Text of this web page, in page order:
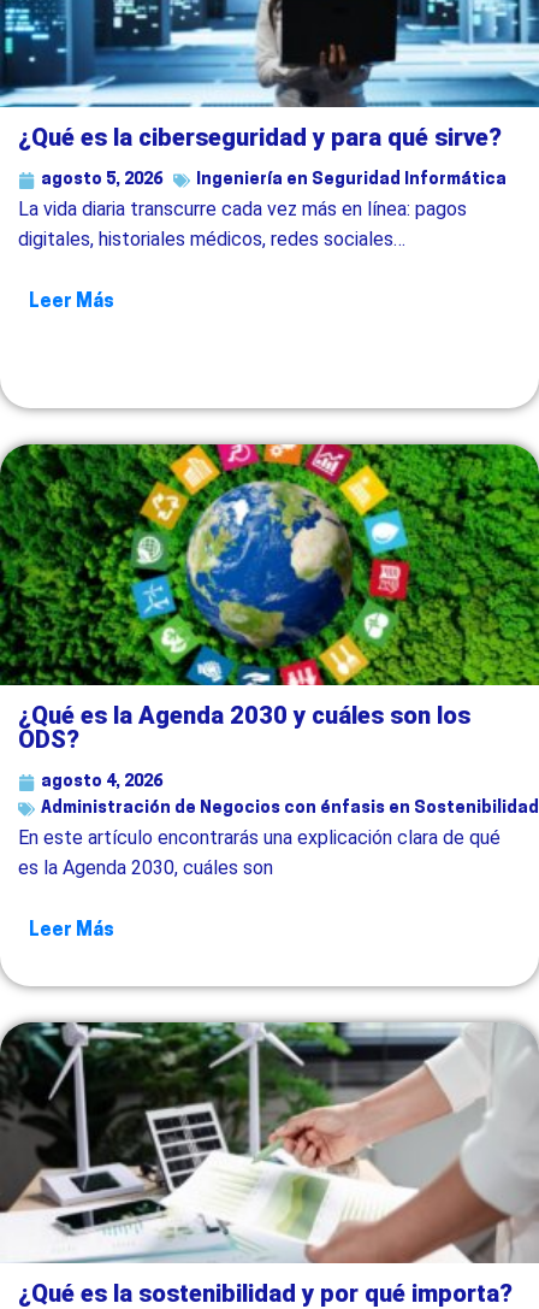
¿Qué es la ciberseguridad y para qué sirve?
agosto 5, 2026 Ingeniería en Seguridad Informática
La vida diaria transcurre cada vez más en línea: pagos
digitales, historiales médicos, redes sociales…
Leer Más
¿Qué es la Agenda 2030 y cuáles son los
ODS?
agosto 4, 2026
Administración de Negocios con énfasis en Sostenibilidad
En este artículo encontrarás una explicación clara de qué
es la Agenda 2030, cuáles son
Leer Más
¿Qué es la sostenibilidad y por qué importa?